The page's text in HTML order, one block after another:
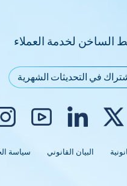
الساخن لخدمة العملاء
في التحديثات الشهرية
البيان القانوني سياسة